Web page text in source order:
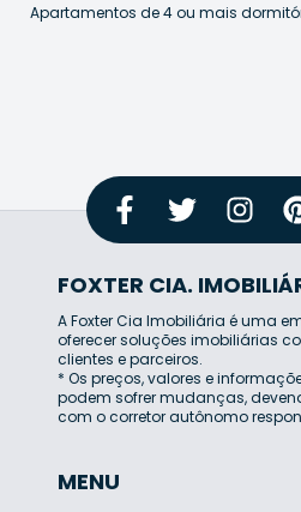
Apartamentos de 4 ou mais
FOXTER CIA.
A Foxter Cia Imobiliária é uma
oferecer soluções imobiliárias
clientes e parceiros.
* Os preços, valores e
podem sofrer mudanças,
com o corretor autônomo
MENU